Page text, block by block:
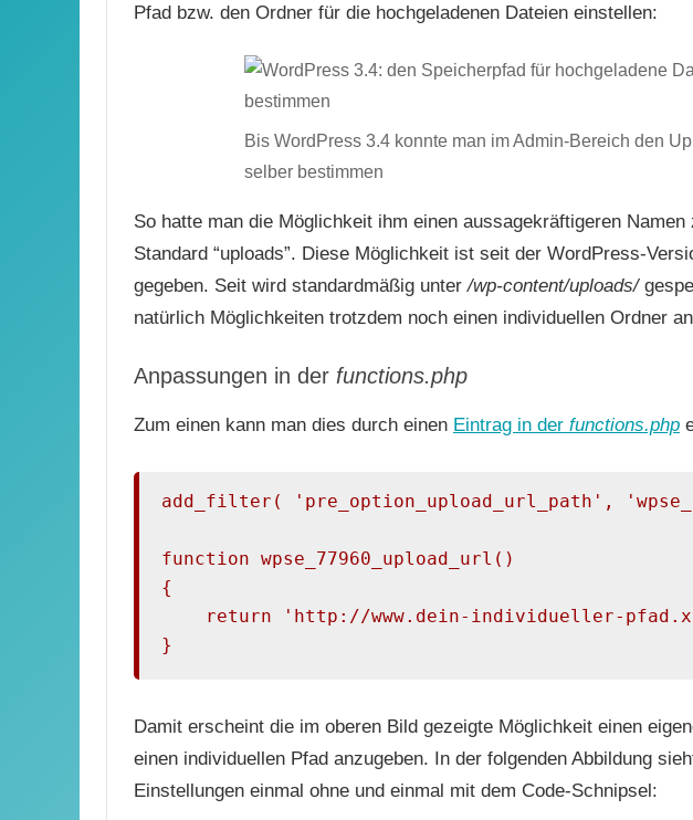
Pfad bzw. den Ordner für die hochgeladenen Dateien einstellen:
Bis WordPress 3.4 konnte man im Admin-Bereich den
selber bestimmen
So hatte man die Möglichkeit ihm einen aussagekräftigeren Namen
Standard “uploads”. Diese Möglichkeit ist seit der WordPress-
gegeben. Seit wird standardmäßig unter/wp-content/uploads/
natürlich Möglichkeiten trotzdem noch einen individuellen Ordner
Anpassungen in der functions.php
Zum einen kann man dies durch einen Eintrag in der functions.php
add_filter( 'pre_option_upload_url_path',
function wpse_77960_upload_url()
{
return 'http://www.dein-individueller-
}
Damit erscheint die im oberen Bild gezeigte Möglichkeit einen
einen individuellen Pfad anzugeben. In der folgenden Abbildung
Einstellungen einmal ohne und einmal mit dem Code-Schnipsel: